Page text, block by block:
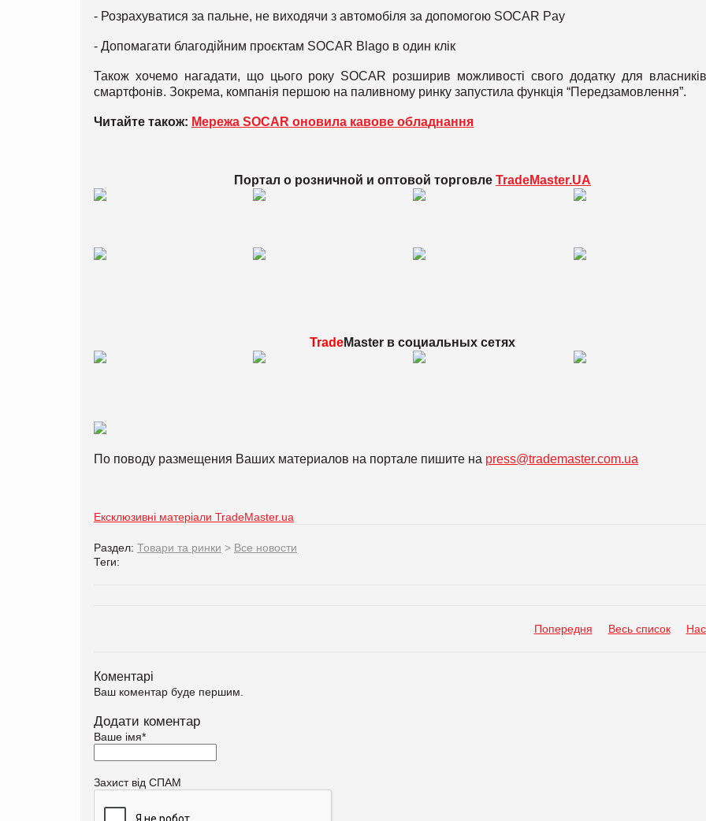
- Розрахуватися за пальне, не виходячи з автомобіля за допомогою SOCAR Pay
- Допомагати благодійним проєктам SOCAR Blago в один клік
Також хочемо нагадати, що цього року SOCAR розширив можливості свого додатку для власників
смартфонів. Зокрема, компанія першою на паливному ринку запустила функція “Передзамовлення”.
Читайте також: Мережа SOCAR оновила кавове обладнання
Портал о розничной и оптовой торговле TradeMaster.UA
TradeMaster в социальных сетях
По поводу размещения Ваших материалов на портале пишите на press@trademaster.com.ua
Ексклюзивні матеріали TradeMaster.ua
Раздел: Товари та ринки > Все новости
Теги:
Попередня Весь список
Коментарі
Ваш коментар буде першим.
Додати коментар
Ваше імя*
Захист від СПАМ